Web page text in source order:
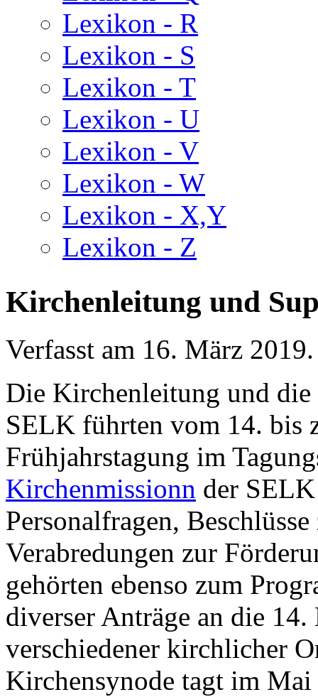
Lexikon - R
Lexikon - S
Lexikon - T
Lexikon - U
Lexikon - V
Lexikon - W
Lexikon - X,Y
Lexikon - Z
Kirchenleitung und
Verfasst am 16. März 2019.
Die Kirchenleitung und die
SELK führten vom 14. bis
Frühjahrstagung im
Kirchenmissionn der
Personalfragen,
Verabredungen zur
gehörten ebenso zum
diverser Anträge an die
verschiedener kirchlicher
Kirchensynode tagt im